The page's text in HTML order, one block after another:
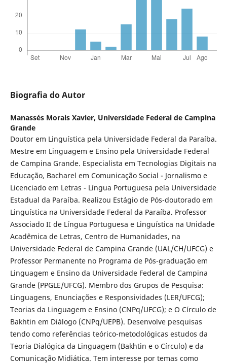
Biografia do Autor
Manassés Morais Xavier, Universidade Federal de Campina
Grande
Doutor em Linguística pela Universidade Federal da Paraíba.
Mestre em Linguagem e Ensino pela Universidade Federal
de Campina Grande. Especialista em Tecnologias Digitais na
Educação, Bacharel em Comunicação Social - Jornalismo e
Licenciado em Letras - Língua Portuguesa pela Universidade
Estadual da Paraíba. Realizou Estágio de Pós-doutorado em
Linguística na Universidade Federal da Paraíba. Professor
Associado II de Língua Portuguesa e Linguística na Unidade
Acadêmica de Letras, Centro de Humanidades, na
Universidade Federal de Campina Grande (UAL/CH/UFCG) e
Professor Permanente no Programa de Pós-graduação em
Linguagem e Ensino da Universidade Federal de Campina
Grande (PPGLE/UFCG). Membro dos Grupos de Pesquisa:
Linguagens, Enunciações e Responsividades (LER/UFCG);
Teorias da Linguagem e Ensino (CNPq/UFCG); e O Círculo de
Bakhtin em Diálogo (CNPq/UEPB). Desenvolve pesquisas
tendo como referências teórico-metodológicas estudos da
Teoria Dialógica da Linguagem (Bakhtin e o Círculo) e da
Comunicação Midiática. Tem interesse por temas como